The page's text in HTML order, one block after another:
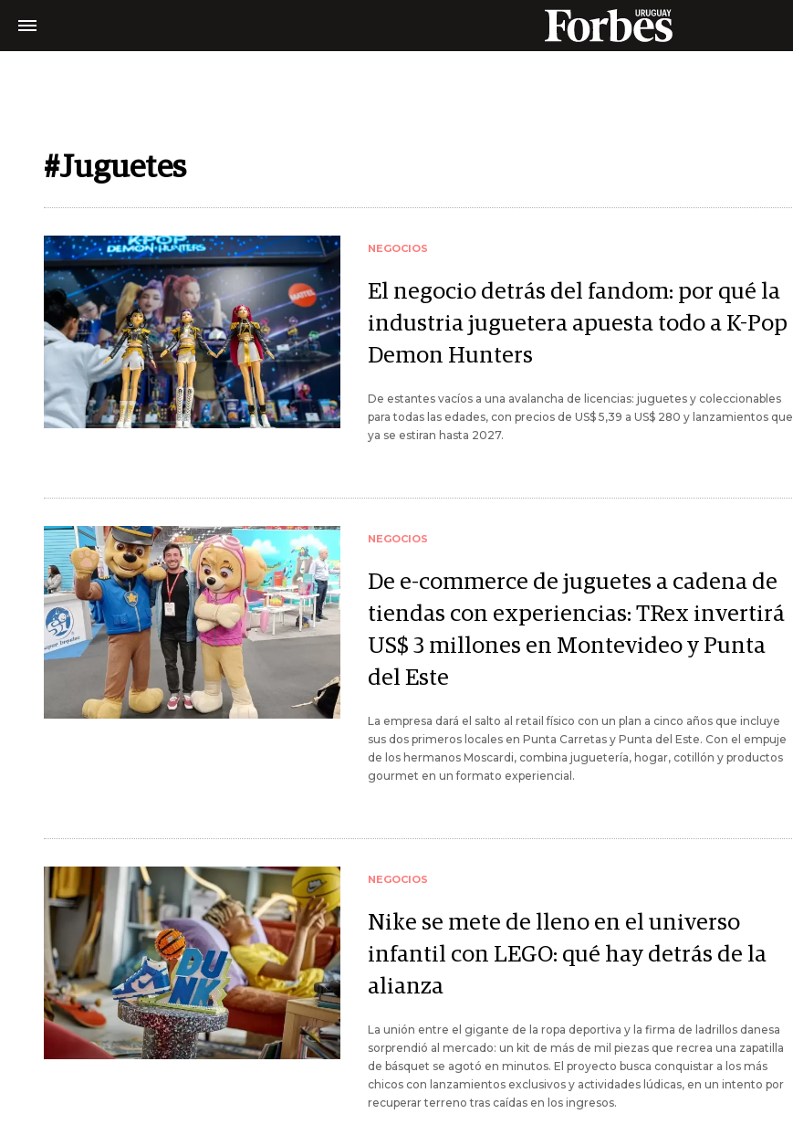
#Juguetes
NEGOCIOS
El negocio detrás del fandom: por qué la
industria juguetera apuesta todo a K-Pop
Demon Hunters
De estantes vacíos a una avalancha de licencias: juguetes y coleccionables
para todas las edades, con precios de US$ 5,39 a US$ 280 y lanzamientos que
ya se estiran hasta 2027.
NEGOCIOS
De e-commerce de juguetes a cadena de
tiendas con experiencias: TRex invertirá
US$ 3 millones en Montevideo y Punta
del Este
La empresa dará el salto al retail físico con un plan a cinco años que incluye
sus dos primeros locales en Punta Carretas y Punta del Este. Con el empuje
de los hermanos Moscardi, combina juguetería, hogar, cotillón y productos
gourmet en un formato experiencial.
NEGOCIOS
Nike se mete de lleno en el universo
infantil con LEGO: qué hay detrás de la
alianza
La unión entre el gigante de la ropa deportiva y la firma de ladrillos danesa
sorprendió al mercado: un kit de más de mil piezas que recrea una zapatilla
de básquet se agotó en minutos. El proyecto busca conquistar a los más
chicos con lanzamientos exclusivos y actividades lúdicas, en un intento por
recuperar terreno tras caídas en los ingresos.